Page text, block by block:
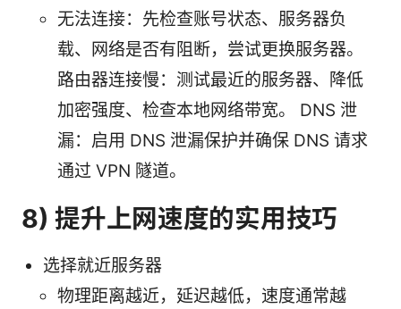
无法连接：先检查账号状态、服务器负
载、网络是否有阻断，尝试更换服务器。
路由器连接慢：测试最近的服务器、降低
加密强度、检查本地网络带宽。 DNS 泄
漏：启用 DNS 泄漏保护并确保 DNS 请求
通过 VPN 隧道。
8) 提升上网速度的实用技巧
选择就近服务器
物理距离越近，延迟越低，速度通常越